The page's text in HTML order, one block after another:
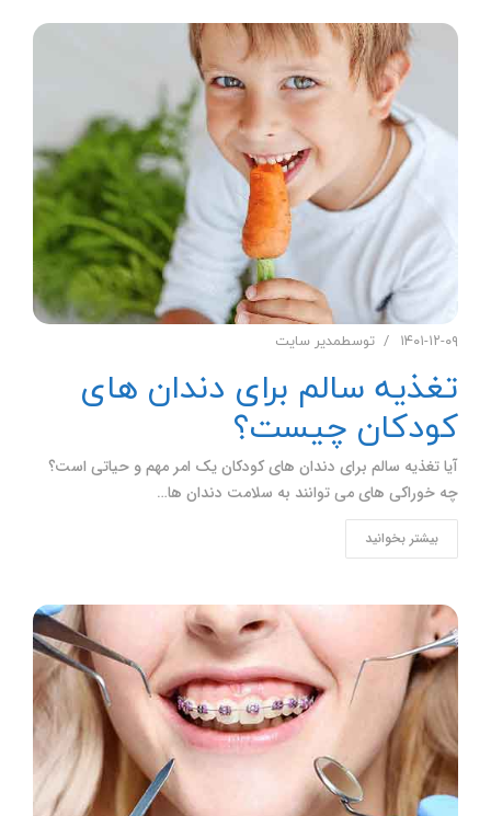
۱۴۰۱-۱۲-۰۹ توسطمدیر سایت
تغذیه سالم برای دندان های
کودکان چیست؟
آیا تغذیه سالم برای دندان های کودکان یک امر مهم و حیاتی است؟
چه خوراکی های می توانند به سلامت دندان ها…
بیشتر بخوانید